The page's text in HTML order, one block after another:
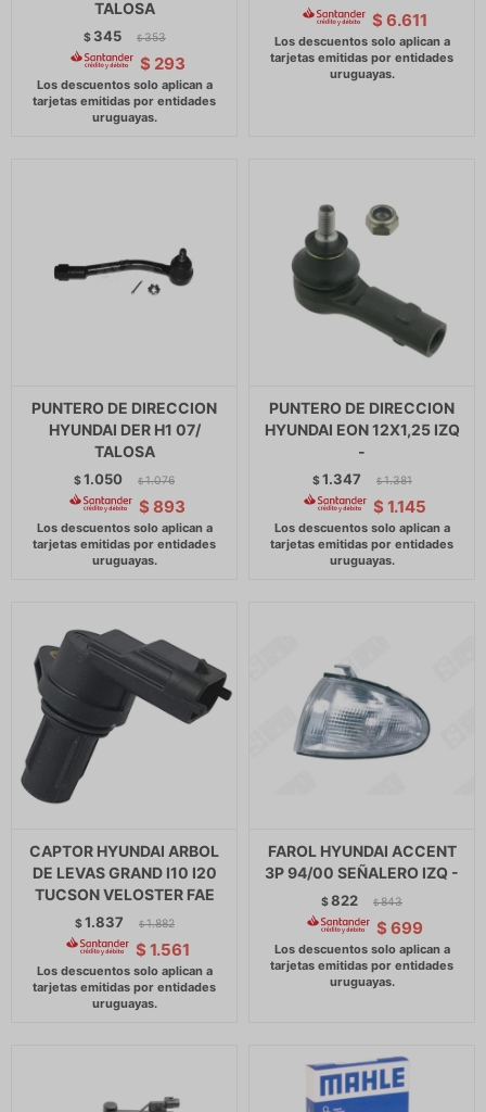
TALOSA
$ 345 $ 353
$ 293
$ 6.611
PUNTERO DE DIRECCION
HYUNDAI DER H1 07/
TALOSA
$1.050 $ 1.076
$ 893
PUNTERO DE DIRECCION
HYUNDAI EON 12X1,25 IZQ
-
$1.347 $ 1.381
$ 1.145
CAPTOR HYUNDAI ARBOL
DE LEVAS GRAND I10 I20
TUCSON VELOSTER FAE
$1.837 $ 1.882
$ 1.561
FAROL HYUNDAI ACCENT
3P 94/00 SEÑALERO IZQ -
$822 $ 843
$ 699